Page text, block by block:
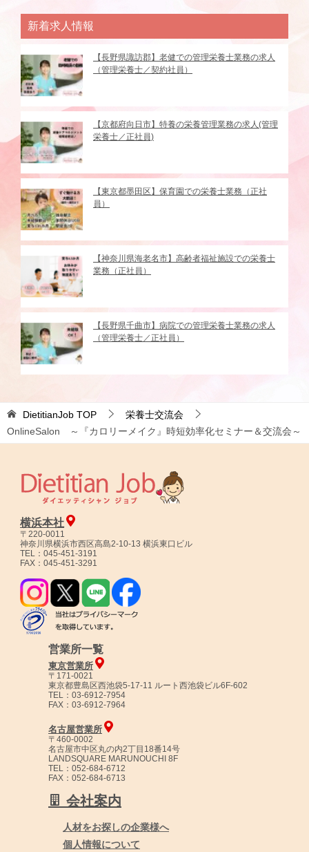
新着求人情報
【長野県諏訪郡】老健での管理栄養士業務の求人
（管理栄養士／契約社員）
【京都府向日市】特養の栄養管理業務の求人(管理
栄養士／正社員)
【東京都墨田区】保育園での栄養士業務（正社
員）
【神奈川県海老名市】高齢者福祉施設での栄養士
業務（正社員）
【長野県千曲市】病院での管理栄養士業務の求人
（管理栄養士／正社員）
DietitianJob TOP
栄養士交流会
OnlineSalon ～『カロリーメイク』時短効率化セミナー＆交流会～
横浜本社
〒220-0011
神奈川県横浜市西区高島2-10-13 横浜東口ビル
TEL：045-451-3191
FAX：045-451-3291
営業所一覧
東京営業所
〒171-0021
東京都豊島区西池袋5-17-11 ルート西池袋ビル6F-602
TEL：03-6912-7954
FAX：03-6912-7964
名古屋営業所
〒460-0002
名古屋市中区丸の内2丁目18番14号
LANDSQUARE MARUNOUCHI 8F
TEL：052-684-6712
FAX：052-684-6713
会社案内
人材をお探しの企業様へ
個人情報について